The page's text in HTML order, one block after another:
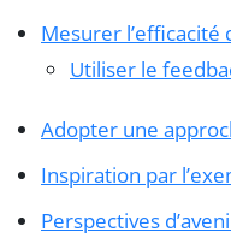
Mesurer
Utiliser le
Adopter une
Inspiration par
Perspectives